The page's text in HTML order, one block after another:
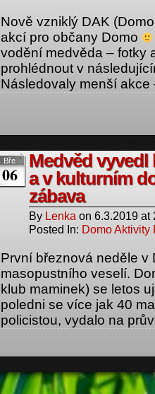
Nově vzniklý DAK
akcí pro občany Domo
vodění medvěda – fotky
prohlédnout v
Následovaly menší
Bře
06
Medvěd vyvedl
a v kulturním
zábava
By Lenka on 6.3.2019 at
Posted In: Domo Aktivity
První březnová neděle v
masopustního veselí.
klub maminek) se letos
poledni se více jak 40
policistou, vydalo na